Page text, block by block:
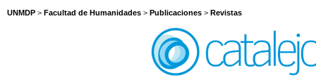
UNMDP > Facultad de Humanidades > Publicaciones > Revistas